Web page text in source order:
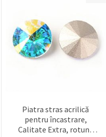
Piatra stras acrilică
pentru încastrare,
Calitate Extra, rotund